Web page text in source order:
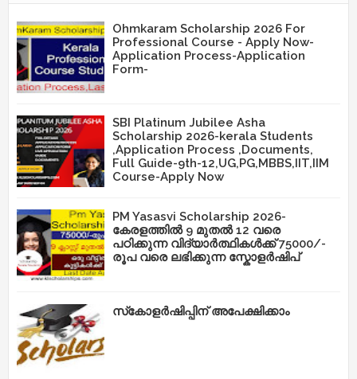
Ohmkaram Scholarship 2026 For
Professional Course - Apply Now-
Application Process-Application
Form-
SBI Platinum Jubilee Asha
Scholarship 2026-kerala Students
,Application Process ,Documents,
Full Guide-9th-12,UG,PG,MBBS,IIT,IIM
Course-Apply Now
PM Yasasvi Scholarship 2026-
കേരളത്തിൽ 9 മുതൽ 12 വരെ
പഠിക്കുന്ന വിദ്യാർത്ഥികൾക്ക് 75000/-
രൂപ വരെ ലഭിക്കുന്ന സ്കോളർഷിപ്
സ്‌കോളർഷിപ്പിന് അപേക്ഷിക്കാം